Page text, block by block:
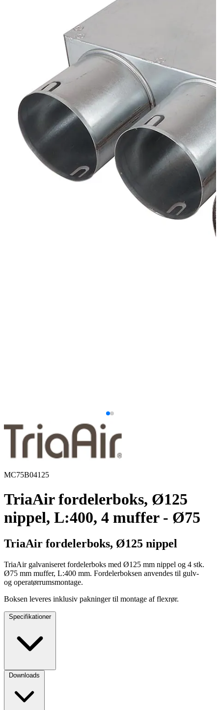
MC75B04125
TriaAir fordelerboks, Ø125
nippel, L:400, 4 muffer - Ø75
TriaAir fordelerboks, Ø125 nippel
TriaAir galvaniseret fordelerboks med Ø125 mm nippel og 4 stk.
Ø75 mm muffer, L:400 mm. Fordelerboksen anvendes til gulv-
og operatørrumsmontage.
Boksen leveres inklusiv pakninger til montage af flexrør.
Specifikationer
Downloads